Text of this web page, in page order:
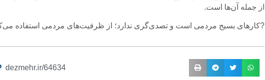
از جمله آن‌ها است.
?کار‌های بسیج مردمی است و تصدی‌گری ندارد؛ از ظرفیت‌های مردمی استفاده
dezmehr.ir/64634